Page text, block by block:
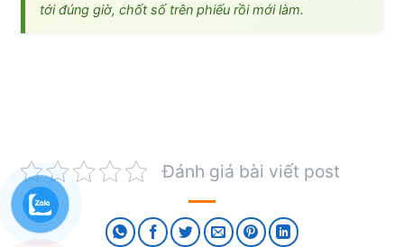
tới đúng giờ, chốt số trên phiếu rồi mới làm.
Đánh giá bài viết post